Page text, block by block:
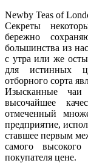
Newby Teas of
Секреты
бережно
большинства из
с утра или же
для истинных
отборного сорта
Изысканные
высочайшее
отмеченный
предприятие,
ставшее первым
самого
покупателя цене.